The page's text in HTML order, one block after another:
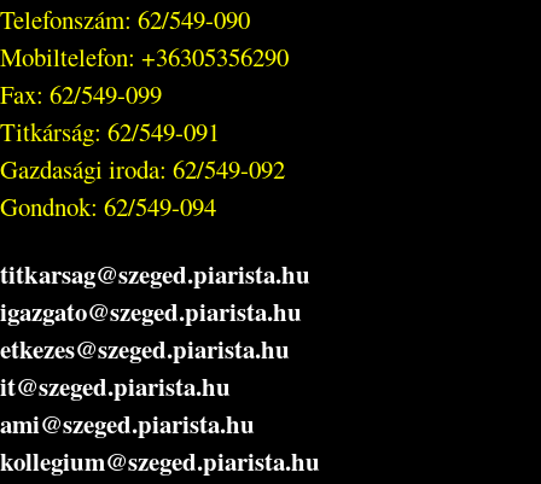
Telefonszám: 62/549-090
Mobiltelefon: +36305356290
Fax: 62/549-099
Titkárság: 62/549-091
Gazdasági iroda: 62/549-092
Gondnok: 62/549-094
titkarsag@szeged.piarista.hu
igazgato@szeged.piarista.hu
etkezes@szeged.piarista.hu
it@szeged.piarista.hu
ami@szeged.piarista.hu
kollegium@szeged.piarista.hu